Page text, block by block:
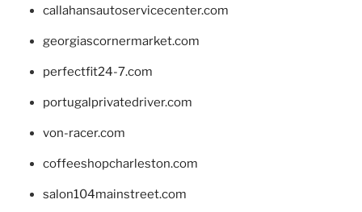
callahansautoservicecenter.com
georgiascornermarket.com
perfectfit24-7.com
portugalprivatedriver.com
von-racer.com
coffeeshopcharleston.com
salon104mainstreet.com